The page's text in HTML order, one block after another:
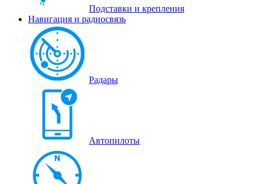
Подставки и крепления
Навигация и радиосвязь
Радары
Автопилоты